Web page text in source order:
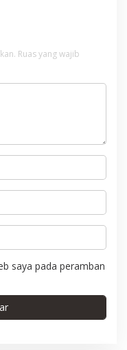
Ruas yang wajib
saya pada peramban